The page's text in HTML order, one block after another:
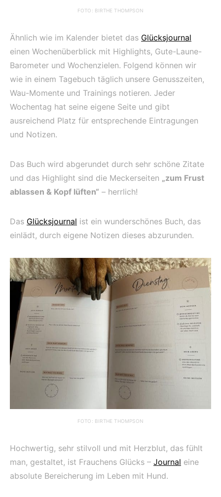
FOTO: BIRTHE THOMPSON
Ähnlich wie im Kalender bietet das Glücksjournal
einen Wochenüberblick mit Highlights, Gute-Laune-
Barometer und Wochenzielen. Folgend können wir
wie in einem Tagebuch täglich unsere Genusszeiten,
Wau-Momente und Trainings notieren. Jeder
Wochentag hat seine eigene Seite und gibt
ausreichend Platz für entsprechende Eintragungen
und Notizen.
Das Buch wird abgerundet durch sehr schöne Zitate
und das Highlight sind die Meckerseiten „zum Frust
ablassen & Kopf lüften“ – herrlich!
Das Glücksjournal ist ein wunderschönes Buch, das
einlädt, durch eigene Notizen dieses abzurunden.
FOTO: BIRTHE THOMPSON
Hochwertig, sehr stilvoll und mit Herzblut, das fühlt
man, gestaltet, ist Frauchens Glücks – Journal eine
absolute Bereicherung im Leben mit Hund.